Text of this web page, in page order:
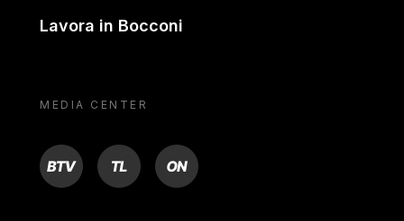
Lavora in Bocconi
MEDIA CENTER
BTV TL ON